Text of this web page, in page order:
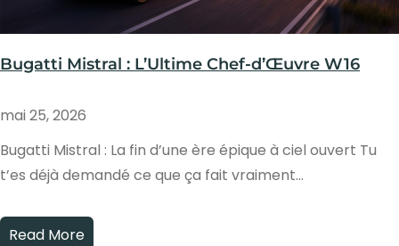
Bugatti Mistral : L’Ultime Chef-d’Œuvre W16
mai 25, 2026
Bugatti Mistral : La fin d’une ère épique à ciel ouvert Tu
t’es déjà demandé ce que ça fait vraiment…
Read More